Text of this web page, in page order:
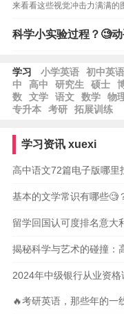
来看看这些视觉冲击力满满的
科学小实验过程？🧐
学习 小学英语 初中英语
中
高中 研究生 硕士
数
文学 语文 数学 物
专升本
考研 拓展训练
学习资讯 xuexi
高中语文72篇电子版哪里
基本的文学常识有哪些🧐
留学回国认可度排名意大
揭秘科学与艺术的碰撞：
2024年中级银行从业资
🔥考研英语，那些年的一